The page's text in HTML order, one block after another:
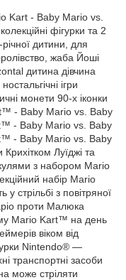
Kart - Baby Mario vs.
фігурки та 2
дитини, для
жаба Йоші
дитина дівчина
ігри
монети 90-х іконки
- Baby Mario vs. Baby
- Baby Mario vs. Baby
- Baby Mario vs. Baby
Луїджі та
кулями з набором Mario
набір Mario
стрільбі з повітряної
проти Малюка
Mario Kart™ на день
віком від
Nintendo® —
транспортні засоби
може стріляти